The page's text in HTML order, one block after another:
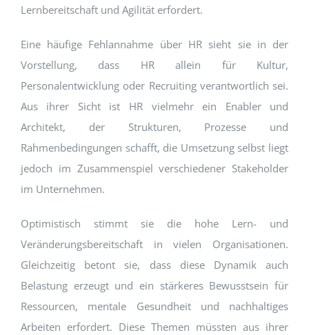
Lernbereitschaft und Agilität erfordert.
Eine häufige Fehlannahme über HR sieht sie in der
Vorstellung, dass HR allein für Kultur,
Personalentwicklung oder Recruiting verantwortlich sei.
Aus ihrer Sicht ist HR vielmehr ein Enabler und
Architekt, der Strukturen, Prozesse und
Rahmenbedingungen schafft, die Umsetzung selbst liegt
jedoch im Zusammenspiel verschiedener Stakeholder
im Unternehmen.
Optimistisch stimmt sie die hohe Lern- und
Veränderungsbereitschaft in vielen Organisationen.
Gleichzeitig betont sie, dass diese Dynamik auch
Belastung erzeugt und ein stärkeres Bewusstsein für
Ressourcen, mentale Gesundheit und nachhaltiges
Arbeiten erfordert. Diese Themen müssten aus ihrer